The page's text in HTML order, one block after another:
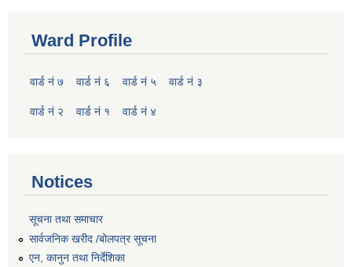
Ward Profile
वार्ड नं ७ वार्ड नं ६ वार्ड नं ५ वार्ड नं ३
वार्ड नं २ वार्ड नं १ वार्ड नं ४
Notices
सूचना तथा समाचार
सार्वजनिक खरीद /बोलपत्र सूचना
एन, कानुन तथा निर्देशिका